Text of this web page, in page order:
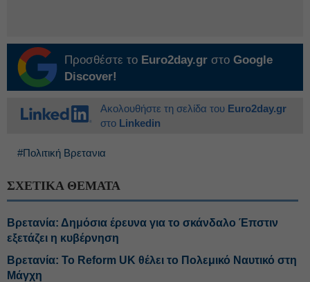
Προσθέστε το Euro2day.gr στο Google
Discover!
Ακολουθήστε τη σελίδα του Euro2day.gr
στο Linkedin
#Πολιτική Βρετανια
ΣΧΕΤΙΚΑ ΘΕΜΑΤΑ
Βρετανία: Δημόσια έρευνα για το σκάνδαλο Έπστιν
εξετάζει η κυβέρνηση
Βρετανία: Το Reform UK θέλει το Πολεμικό Ναυτικό στη
Μάγχη